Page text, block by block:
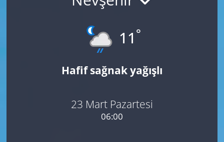
11 °
Hafif sağnak yağışlı
23 Mart Pazartesi
06:00
HABERDE İNSAN
KÜLTÜR SANAT
MAGAZİN